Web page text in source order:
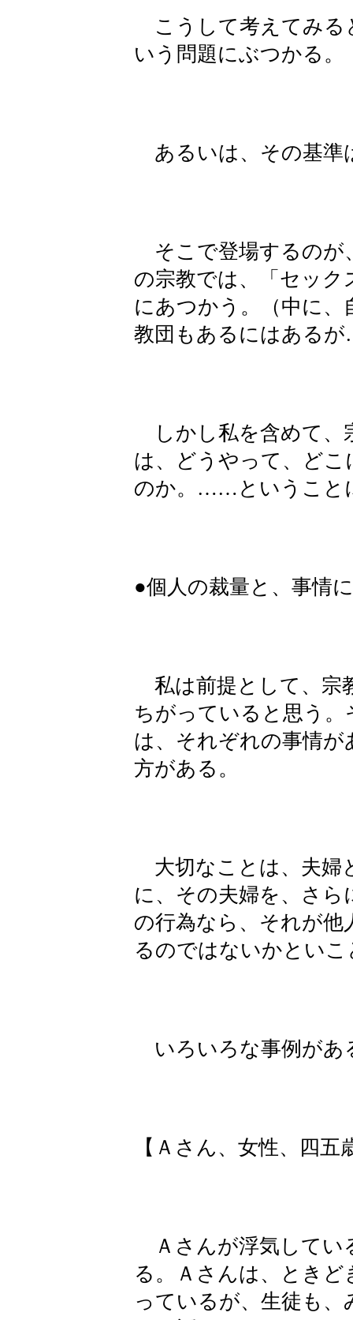
こうして考えてみる
いう問題にぶつかる。
あるいは、その基準
そこで登場するのが
の宗教では、「セック
にあつかう。（中に
教団もあるにはある
しかし私を含めて、
は、どうやって、ど
のか。……ということ
●個人の裁量と、事情
私は前提として、宗
ちがっていると思う
は、それぞれの事情
方がある。
大切なことは、夫婦
に、その夫婦を、さ
の行為なら、それが他
るのではないかといこ
いろいろな事例があ
【Ａさん、女性、四五
Ａさんが浮気してい
る。Ａさんは、ときど
っているが、生徒も